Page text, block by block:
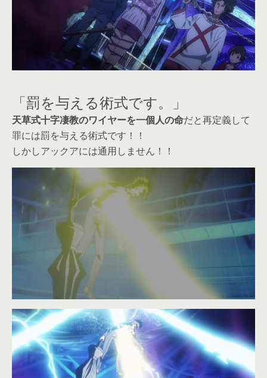
「罰を与える術式です。」
天草式十字凄教のワイヤーを一個人の命だと再定義して
罪には罰を与える術式です！！
しかしアックアには通用しません！！